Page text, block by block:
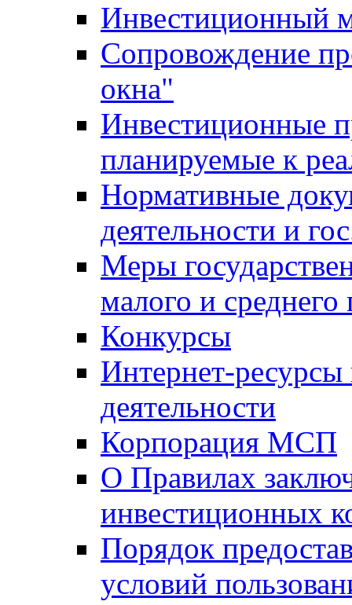
Инвестиционный
Сопровождение
окна"
Инвестиционные
планируемые к
Нормативные
деятельности и
Меры
малого и среднего
Конкурсы
Интернет-
деятельности
Корпорация МСП
О Правилах
инвестиционных
Порядок
условий